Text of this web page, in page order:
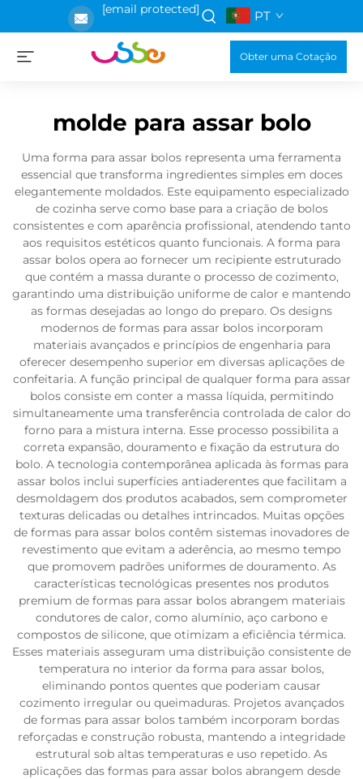
[email protected] PT
Obter uma Cotação
molde para assar bolo
Uma forma para assar bolos representa uma ferramenta
essencial que transforma ingredientes simples em doces
elegantemente moldados. Este equipamento especializado
de cozinha serve como base para a criação de bolos
consistentes e com aparência profissional, atendendo tanto
aos requisitos estéticos quanto funcionais. A forma para
assar bolos opera ao fornecer um recipiente estruturado
que contém a massa durante o processo de cozimento,
garantindo uma distribuição uniforme de calor e mantendo
as formas desejadas ao longo do preparo. Os designs
modernos de formas para assar bolos incorporam
materiais avançados e princípios de engenharia para
oferecer desempenho superior em diversas aplicações de
confeitaria. A função principal de qualquer forma para assar
bolos consiste em conter a massa líquida, permitindo
simultaneamente uma transferência controlada de calor do
forno para a mistura interna. Esse processo possibilita a
correta expansão, douramento e fixação da estrutura do
bolo. A tecnologia contemporânea aplicada às formas para
assar bolos inclui superfícies antiaderentes que facilitam a
desmoldagem dos produtos acabados, sem comprometer
texturas delicadas ou detalhes intrincados. Muitas opções
de formas para assar bolos contêm sistemas inovadores de
revestimento que evitam a aderência, ao mesmo tempo
que promovem padrões uniformes de douramento. As
características tecnológicas presentes nos produtos
premium de formas para assar bolos abrangem materiais
condutores de calor, como alumínio, aço carbono e
compostos de silicone, que otimizam a eficiência térmica.
Esses materiais asseguram uma distribuição consistente de
temperatura no interior da forma para assar bolos,
eliminando pontos quentes que poderiam causar
cozimento irregular ou queimaduras. Projetos avançados
de formas para assar bolos também incorporam bordas
reforçadas e construção robusta, mantendo a integridade
estrutural sob altas temperaturas e uso repetido. As
aplicações das formas para assar bolos abrangem desde